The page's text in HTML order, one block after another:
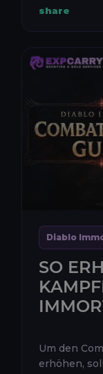
Rifts und
share
Diablo
SO
Um den
erhöhen,